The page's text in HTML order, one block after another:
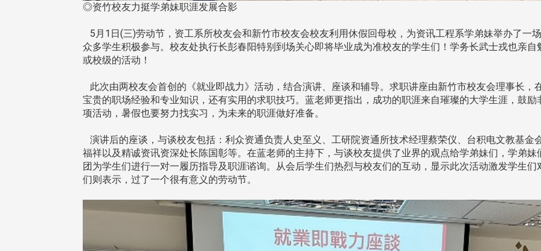
◎资竹校友力挺学弟妹职涯发展合影
5月1日(三)劳动节，资工系所校友会和新竹市校友会校友利用休假回母校，为资讯工程系学弟妹举办了一
众多学生积极参与。校友处执行长彭春阳特别到场关心即将毕业成为准校友的学生们！学务长武士戎也亲
或校级的活动！
此次由两校友会首创的《就业即战力》活动，结合演讲、座谈和辅导。求职讲座由新竹市校友会理事长，
宝贵的职场经验和专业知识，还有实用的求职技巧。蓝老师更指出，成功的职涯来自璀璨的大学生涯，鼓
项活动，暑假也要努力找实习，为未来的职涯做好准备。
演讲后的座谈，与谈校友包括：利众资通负责人史至义、工研院资通所技术经理蔡荣仪、台积电文教基金
福祥以及精诚资讯资深处长陈国彰等。在蓝老师的主持下，与谈校友提供了业界的观点给学弟妹们，学弟
团为学生们进行一对一履历指导及职涯谘询。从会后学生们热烈与校友们的互动，显示此次活动激发学生
们则表示，过了一个很有意义的劳动节。